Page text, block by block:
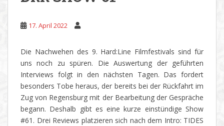
17. April 2022
Die Nachwehen des 9. Hard:Line Filmfestivals sind für
uns noch zu spüren. Die Auswertung der geführten
Interviews folgt in den nächsten Tagen. Das fordert
besonders Tobe heraus, der bereits bei der Rückfahrt im
Zug von Regensburg mit der Bearbeitung der Gespräche
begann. Deshalb gibt es eine kurze einstündige Show
#61. Drei Reviews platzieren sich nach dem Intro: TIDES